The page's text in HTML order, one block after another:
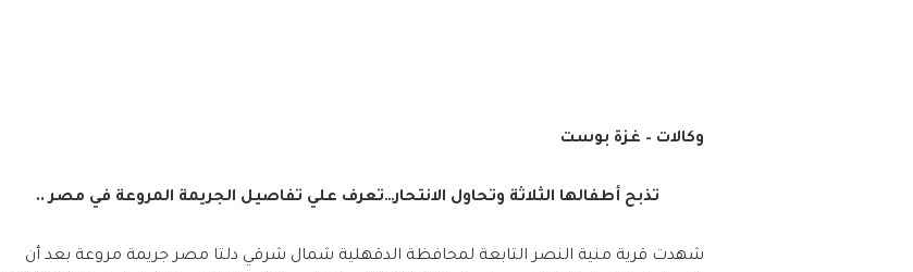
وكالات – غزة بوست
تذبح أطفالها الثلاثة وتحاول الانتحار…تعرف علي تفاصيل الجريمة المروعة في مصر ..
شهدت قرية منية النصر التابعة لمحافظة الدقهلية شمال شرقي دلتا مصر جريمة مروعة بعد أن